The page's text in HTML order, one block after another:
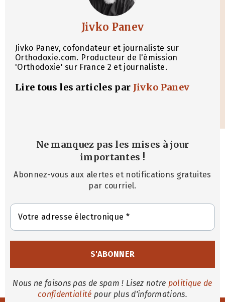
Jivko Panev
Jivko Panev, cofondateur et journaliste sur
Orthodoxie.com. Producteur de l'émission
'Orthodoxie' sur France 2 et journaliste.
Lire tous les articles par Jivko Panev
Ne manquez pas les mises à jour
importantes !
Abonnez-vous aux alertes et notifications gratuites
par courriel.
Nous ne faisons pas de spam ! Lisez notre politique de
confidentialité pour plus d'informations.